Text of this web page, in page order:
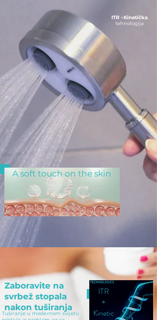
ITR+Kinetička
tehnologija
A soft touch on
the skin
A soft touch on the skin
Zaboravite na
svrbež stopala
nakon tuširanja
Tuširanje u modernom svijetu
ITR
+
Kinetic